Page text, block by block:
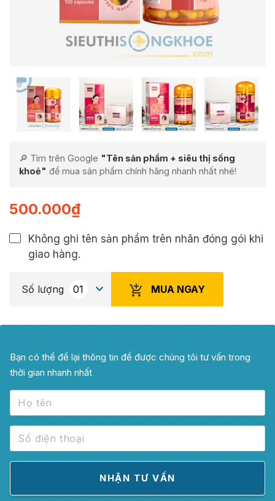
🔎 Tìm trên Google "Tên sản phẩm + siêu thị sống
khoẻ" để mua sản phẩm chính hãng nhanh nhất nhé!
500.000₫
Không ghi tên sản phẩm trên nhãn đóng gói khi
giao hàng.
Số lượng MUA NGAY
Bạn có thể để lại thông tin để được chúng tôi tư vấn trong
thời gian nhanh nhất